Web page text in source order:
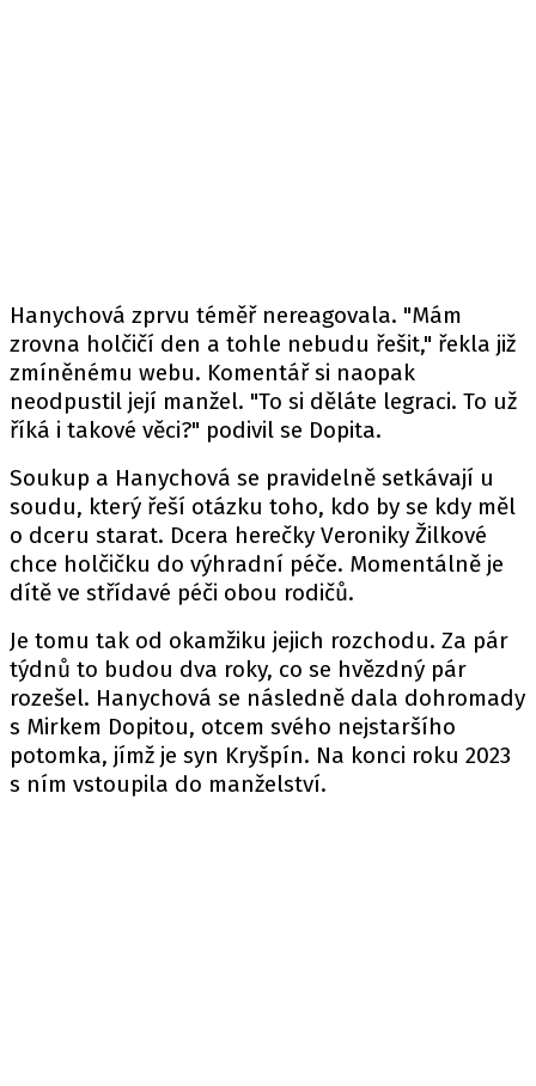
Hanychová zprvu téměř nereagovala. "Mám
zrovna holčičí den a tohle nebudu řešit," řekla již
zmíněnému webu. Komentář si naopak
neodpustil její manžel. "To si děláte legraci. To už
říká i takové věci?" podivil se Dopita.
Soukup a Hanychová se pravidelně setkávají u
soudu, který řeší otázku toho, kdo by se kdy měl
o dceru starat. Dcera herečky Veroniky Žilkové
chce holčičku do výhradní péče. Momentálně je
dítě ve střídavé péči obou rodičů.
Je tomu tak od okamžiku jejich rozchodu. Za pár
týdnů to budou dva roky, co se hvězdný pár
rozešel. Hanychová se následně dala dohromady
s Mirkem Dopitou, otcem svého nejstaršího
potomka, jímž je syn Kryšpín. Na konci roku 2023
s ním vstoupila do manželství.